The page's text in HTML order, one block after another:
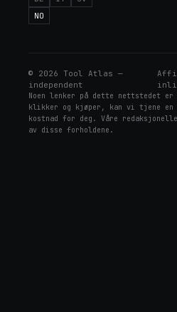
NO
© 2026 Tool Atlas —
independent
Noen lenker på dette nettstedet
klikker og kjøper, kan vi tjene en
kostnad for deg. Våre
av disse forholdene.